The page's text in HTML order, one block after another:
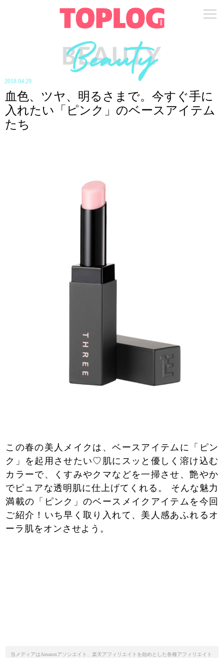
2018.04.29
血色、ツヤ、明るさまで。今すぐ手に
入れたい「ピンク」のベースアイテム
たち
この春の美人メイクは、ベースアイテムに「ピン
ク」を起用させたい♡肌にスッと優しく溶け込む
カラーで、くすみやクマなどを一掃させ、艶やか
でピュアな透明肌に仕上げてくれる。 そんな魅力
満載の「ピンク」のベースメイクアイテムを今回
ご紹介！いち早く取り入れて、美人感あふれるオ
ーラ肌をオンさせよう。
当メディアはAmazonアソシエイト、楽天アフィリエイトを始めとした各種アフィリエイト